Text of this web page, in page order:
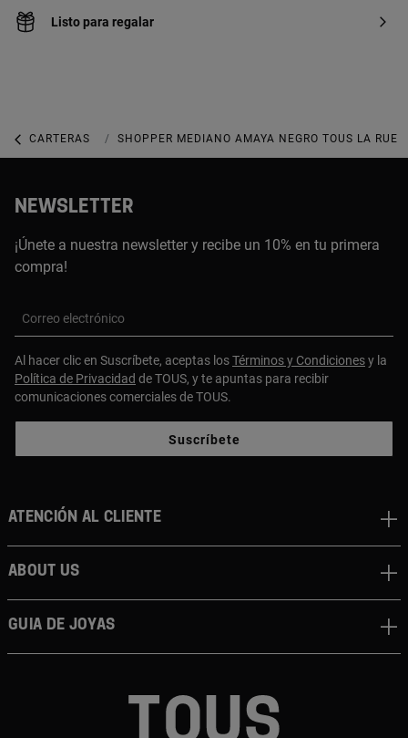
Listo para regalar
CARTERAS CARTERAS SHOPPER
SHOPPER MEDIANO AMAYA NEGRO TOUS LA RUE
NEWSLETTER
¡Únete a nuestra newsletter y recibe un 10% en tu primera
compra!
Correo electrónico
Al hacer clic en Suscríbete, aceptas losTérminos y Condicionesy la
Política de Privacidad de TOUS, y te apuntas para recibir
comunicaciones comerciales de TOUS.
Suscríbete
Atención al cliente
About us
Guia de joyas